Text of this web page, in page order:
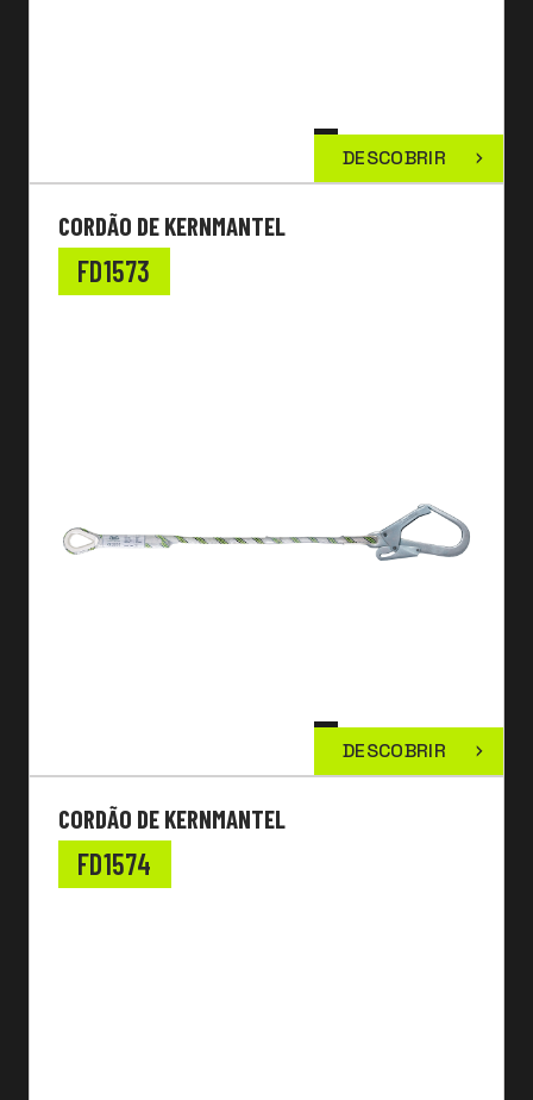
DESCOBRIR
CORDÃO DE KERNMANTEL
FD1573
DESCOBRIR
CORDÃO DE KERNMANTEL
FD1574